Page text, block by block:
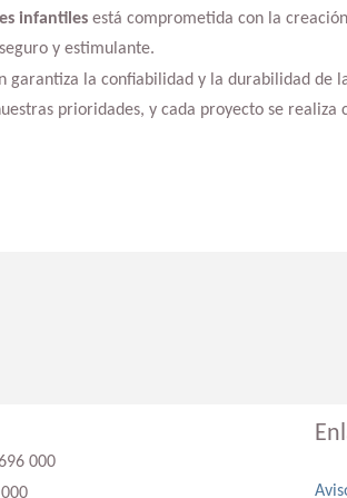
infantilesestá comprometida con la
y estimulante.
la confiabilidad y la durabilidad de
prioridades, y cada proyecto se realiza
000